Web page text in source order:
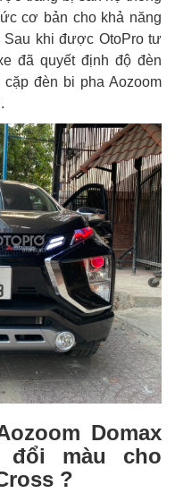
cơ bản cho khả năng
khi được OtoPro tư
đã quyết định độ đèn
đèn bi pha Aozoom
Domax
đổi màu cho
?